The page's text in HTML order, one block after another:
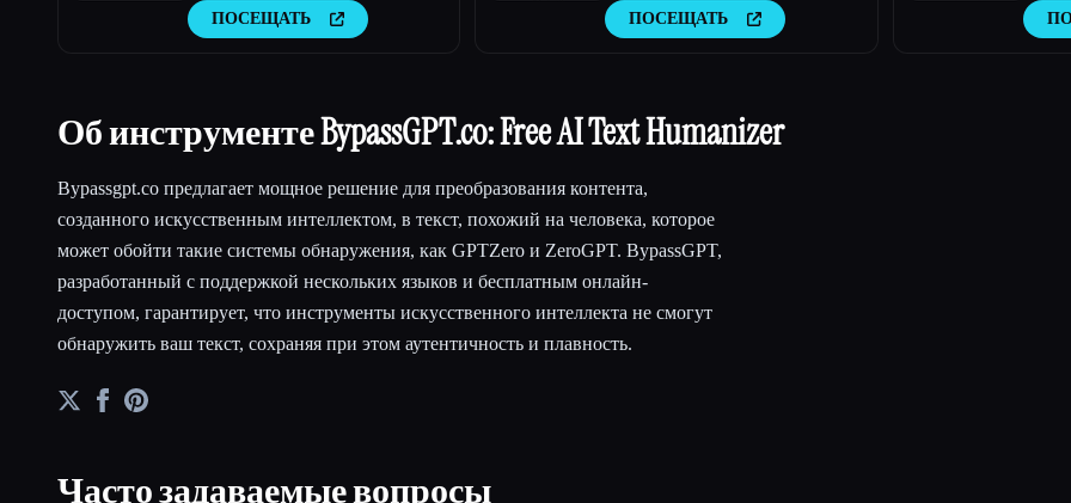
текста и определения того, был ли
он создан искусственным
ПОСЕЩАТЬ
текст, похожий на человека, с
помощью Humanize
ПОСЕЩАТЬ
Об инструменте BypassGPT.co: Free AI Text Humanizer
Bypassgpt.co предлагает мощное решение для преобразования контента,
созданного искусственным интеллектом, в текст, похожий на человека, которое
может обойти такие системы обнаружения, как GPTZero и ZeroGPT. BypassGPT,
разработанный с поддержкой нескольких языков и бесплатным онлайн-
доступом, гарантирует, что инструменты искусственного интеллекта не смогут
обнаружить ваш текст, сохраняя при этом аутентичность и плавность.
Часто задаваемые вопросы